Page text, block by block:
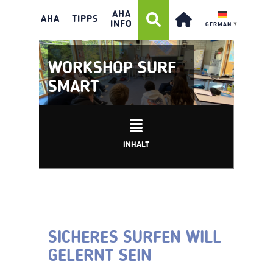
AHA TIPPS
AHA
INFO
GERMAN ▼
WORKSHOP SURF
SMART
INHALT
SICHERES SURFEN WILL
GELERNT SEIN